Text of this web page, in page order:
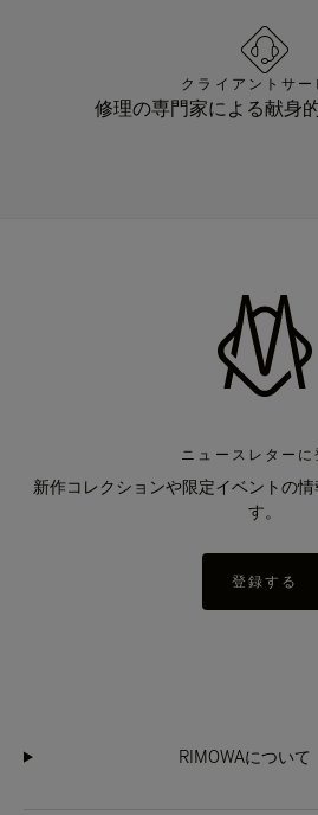
クライアントサー
修理の専門家による献身
ニュースレターに
新作コレクションや限定イベントの
す。
登録する
RIMOWAについて